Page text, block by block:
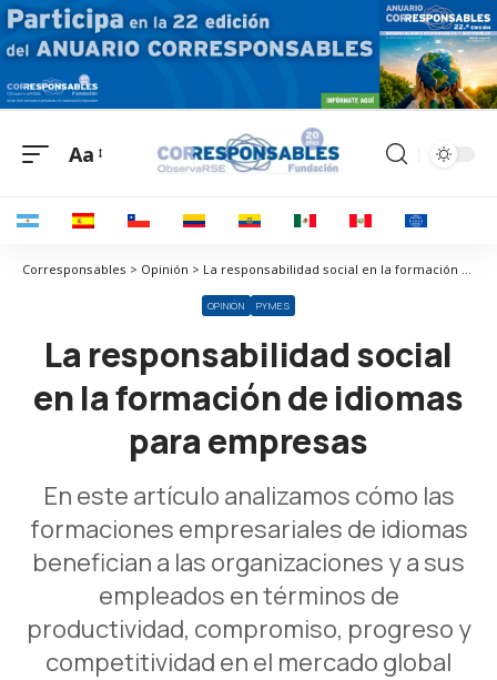
Aa
Corresponsables > Opinión > La responsabilidad social en la formación de idiomas para empresas
OPINIÓN PYMES
La responsabilidad social
en la formación de idiomas
para empresas
En este artículo analizamos cómo las
formaciones empresariales de idiomas
benefician a las organizaciones y a sus
empleados en términos de
productividad, compromiso, progreso y
competitividad en el mercado global